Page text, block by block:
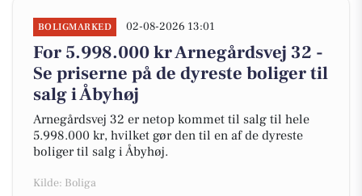
BOLIGMARKED 02-08-2026 13:01
For 5.998.000 kr Arnegårdsvej 32 -
Se priserne på de dyreste boliger til
salg i Åbyhøj
Arnegårdsvej 32 er netop kommet til salg til hele
5.998.000 kr, hvilket gør den til en af de dyreste
boliger til salg i Åbyhøj.
Kilde: Boliga